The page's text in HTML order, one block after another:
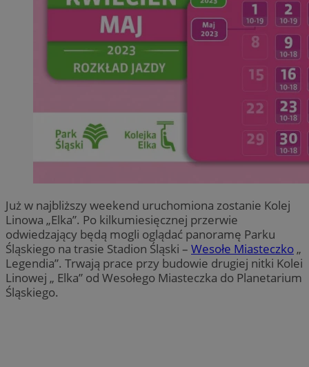
Już w najbliższy weekend uruchomiona zostanie Kolej
Linowa „Elka”. Po kilkumiesięcznej przerwie
odwiedzający będą mogli oglądać panoramę Parku
Śląskiego na trasie Stadion Śląski – Wesołe Miasteczko „
Legendia”. Trwają prace przy budowie drugiej nitki Kolei
Linowej „ Elka” od Wesołego Miasteczka do Planetarium
Śląskiego.